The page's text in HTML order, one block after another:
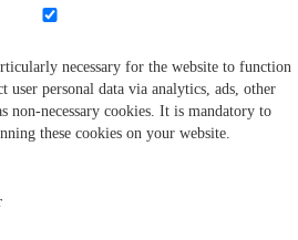
necessary for the website to function
user personal data via analytics, ads, other
non-necessary cookies. It is mandatory to
these cookies on your website.